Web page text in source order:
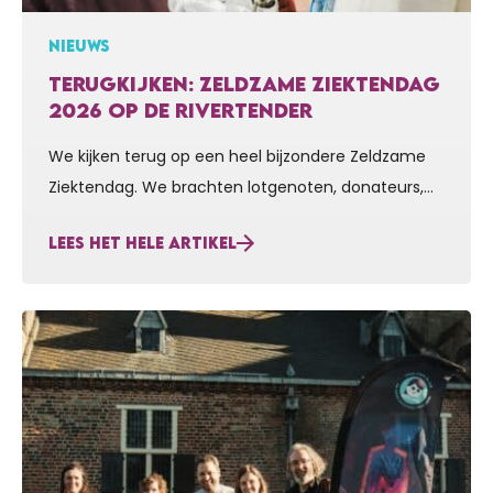
NIEUWS
TERUGKIJKEN: ZELDZAME ZIEKTENDAG
2026 OP DE RIVERTENDER
We kijken terug op een heel bijzondere Zeldzame
Ziektendag. We brachten lotgenoten, donateurs,
zaterdag letterlijk aan boord bij Voor Sara. Ook prof.
om te vertellen over haar onderzoek maar ook om
te benadrukken hoe belangrijk en bijzonder het is
om samen…
LEES HET HELE ARTIKEL